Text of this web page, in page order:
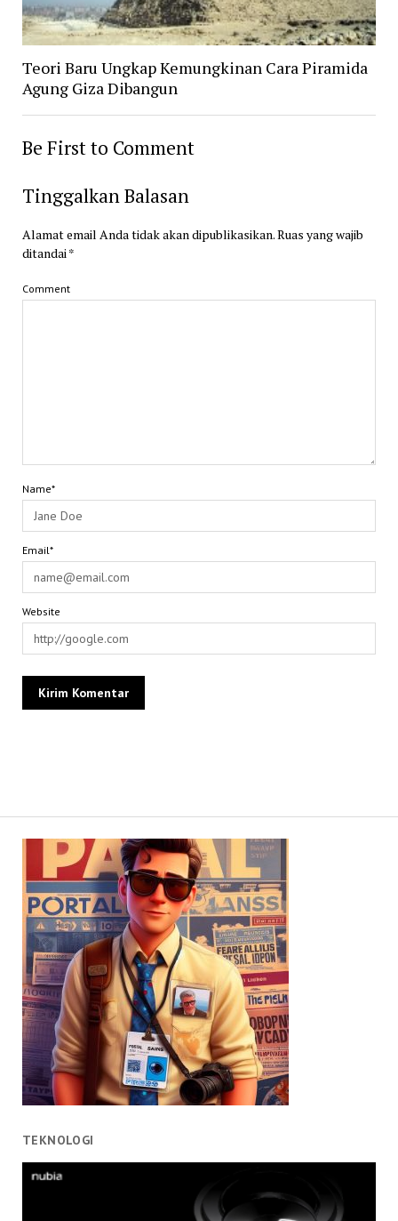
TEKNOLOGI
Teori Baru Ungkap Kemungkinan Cara Piramida
Agung Giza Dibangun
Be First to Comment
Tinggalkan Balasan
Alamat email Anda tidak akan dipublikasikan.Ruas yang wajib
ditandai *
Comment
Name*
Email*
Website